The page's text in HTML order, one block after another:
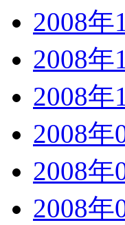
2008年
2008年
2008年
2008年
2008年
2008年